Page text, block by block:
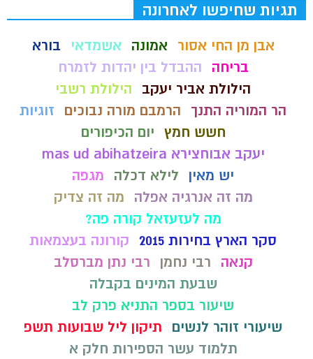
תגיות שחיפשו לאחרונה
אבן מן החי אסור אמונה אשמדאי
בורא
בריחה
ההבדל בין יהדות לזמרח
הילולת אביר יעקב
הילולת רשבי
הר המוריה התנך
הרמבם מורה נבוכים
זוגיות
חשש חמץ יום הכיפורים
יעקב אבוחצירא mas ud abihatzeira
יש מאין
לילא דכלה
מגפה
מה זה אנרגיה אפלה
מה זה צדיק
מה לעזעזאל קורה פה?
סקר הארץ בחירות 2015
קורונה בעצמאות
קנאה
רבי נחמן
רבי נתן מברסלב
שבעת המינים בקבלה
שיעור בספר התניא פרק לב
שיעורי זוהר לנשים
תיקון ליל שבועות תשפ
תלמוד עשר הספירות חלק א